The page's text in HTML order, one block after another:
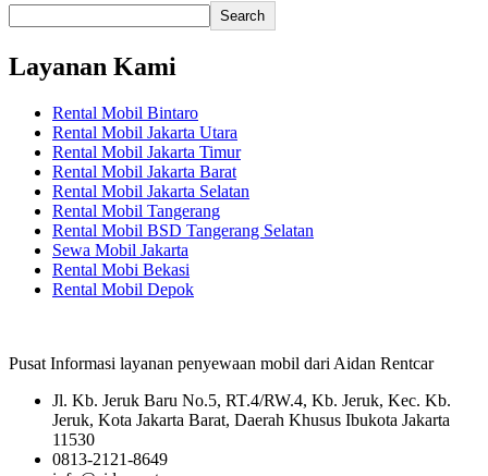
Search
Layanan Kami
Rental Mobil Bintaro
Rental Mobil Jakarta Utara
Rental Mobil Jakarta Timur
Rental Mobil Jakarta Barat
Rental Mobil Jakarta Selatan
Rental Mobil Tangerang
Rental Mobil BSD Tangerang Selatan
Sewa Mobil Jakarta
Rental Mobi Bekasi
Rental Mobil Depok
Pusat Informasi layanan penyewaan mobil dari Aidan Rentcar
Jl. Kb. Jeruk Baru No.5, RT.4/RW.4, Kb. Jeruk, Kec. Kb.
Jeruk, Kota Jakarta Barat, Daerah Khusus Ibukota Jakarta
11530
0813-2121-8649